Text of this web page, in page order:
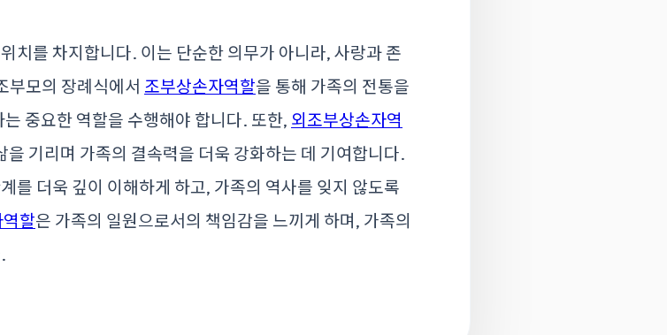
치를 차지합니다. 이는 단순한 의무가 아니라, 사랑과 존
부모의 장례식에서 조부상손자역할을 통해 가족의 전통을
중요한 역할을 수행해야 합니다. 또한, 외조부상손자역
기리며 가족의 결속력을 더욱 강화하는 데 기여합니다.
를 더욱 깊이 이해하게 하고, 가족의 역사를 잊지 않도록
할은 가족의 일원으로서의 책임감을 느끼게 하며, 가족의